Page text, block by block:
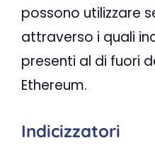
possono utilizzare
attraverso i quali
presenti al di fuori
Ethereum.
Indicizzatori